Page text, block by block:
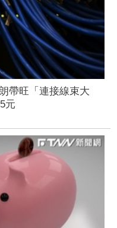
帶旺「連接線束大
元